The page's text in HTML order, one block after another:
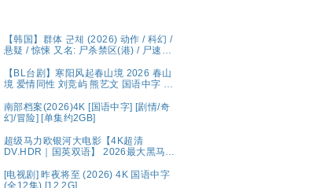
【韩国】群体 군체 (2026) 动作 / 科幻 /
悬疑 / 惊悚 又名: 尸杀禁区(港) / 尸速禁
而被封锁的建筑内，孤立无援的幸存者
们对抗以无法预测形态进化的感染者的
【BL台剧】寒阳风起春山境 2026 春山
境 爱情同性 刘竞屿 熊艺文 国语中字 已
南部档案(2026)4K [国语中字] [剧情/奇
幻/冒险] [单集约2GB]
超级马力欧银河大电影【4K超清
DV.HDR｜国英双语】 2026最大黑马！
[电视剧] 昨夜将至 (2026) 4K 国语中字
(全12集) [12.2G]